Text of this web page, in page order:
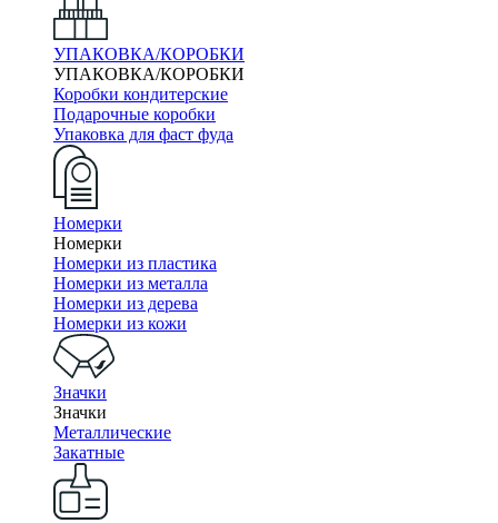
УПАКОВКА/КОРОБКИ
УПАКОВКА/КОРОБКИ
Коробки кондитерские
Подарочные коробки
Упаковка для фаст фуда
Номерки
Номерки
Номерки из пластика
Номерки из металла
Номерки из дерева
Номерки из кожи
Значки
Значки
Металлические
Закатные